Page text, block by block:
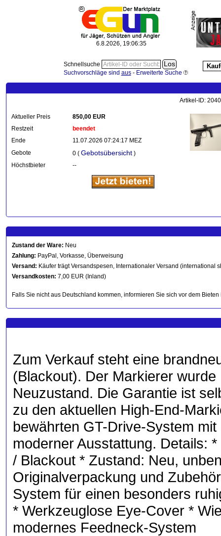
6.8.2026, 19:06:36
Schnellsuche
Suchvorschläge sind aus- Erweiterte Suche
Artikel-ID:
Aktueller Preis
850,00 EUR
Restzeit
beendet
Ende
11.07.2026 07:24:17 MEZ
Gebote
0 ( Gebotsübersicht )
Höchstbieter
--
Zustand der Ware: Neu
Zahlung: PayPal, Vorkasse, Überweisung
Versand: Käufer trägt Versandspesen, Internationaler Versand (international
Versandkosten: 7,00 EUR (Inland)
Falls Sie nicht aus Deutschland kommen, informieren Sie sich vor dem
Zum Verkauf steht eine
(Blackout). Der Markierer
Neuzustand. Die Garantie ist
zu den aktuellen High-End-
bewährten GT-Drive-System
moderner Ausstattung. Details:
/ Blackout * Zustand: Neu,
Originalverpackung und
System für einen besonders
* Werkzeuglose Eye-Cover *
modernes Feedneck-System